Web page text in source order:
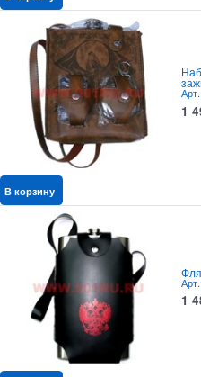
1
В корзину
1